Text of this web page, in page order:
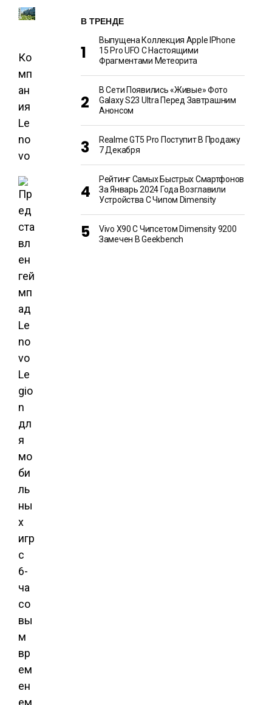
Ко
мп
ан
ия
Le
no
vo
В ТРЕНДЕ
Выпущена Коллекция Apple IPhone
15 Pro UFO С Настоящими
Фрагментами Метеорита
В Сети Появились «живые» Фото
Galaxy S23 Ultra Перед Завтрашним
Анонсом
Realme GT5 Pro Поступит В Продажу
7 Декабря
Рейтинг Самых Быстрых Смартфонов
За Январь 2024 Года Возглавили
Устройства С Чипом Dimensity
Vivo X90 С Чипсетом Dimensity 9200
Замечен В Geekbench